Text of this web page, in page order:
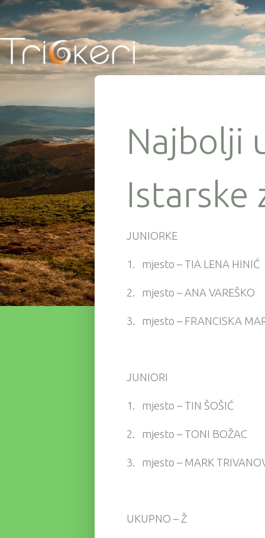
Najbolji
Istarske
JUNIORKE
1. mjesto – TIA LENA HINIĆ
2. mjesto – ANA VAREŠKO
3. mjesto – FRANCISKA
JUNIORI
1. mjesto – TIN ŠOŠIĆ
2. mjesto – TONI BOŽAC
3. mjesto – MARK
UKUPNO – Ž